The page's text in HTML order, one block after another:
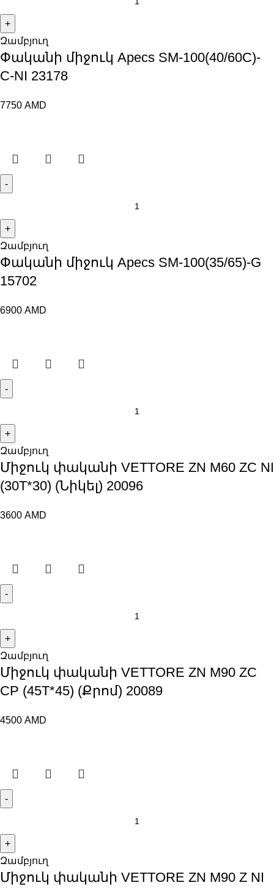
Զամբյուղ
Փականի միջուկ Apecs SM-100(40/60C)-
C-NI 23178
7750 AMD
Զամբյուղ
Փականի միջուկ Apecs SM-100(35/65)-G
15702
6900 AMD
Զամբյուղ
Միջուկ փականի VETTORE ZN M60 ZC NI
(30T*30) (Նիկել) 20096
3600 AMD
Զամբյուղ
Միջուկ փականի VETTORE ZN M90 ZC
CP (45T*45) (Քրոմ) 20089
4500 AMD
Զամբյուղ
Միջուկ փականի VETTORE ZN M90 Z NI